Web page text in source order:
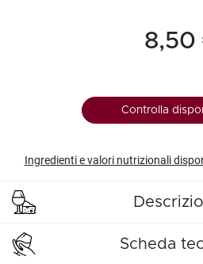
8,50
Controlla
Ingredienti e valori nutrizionali
Scheda